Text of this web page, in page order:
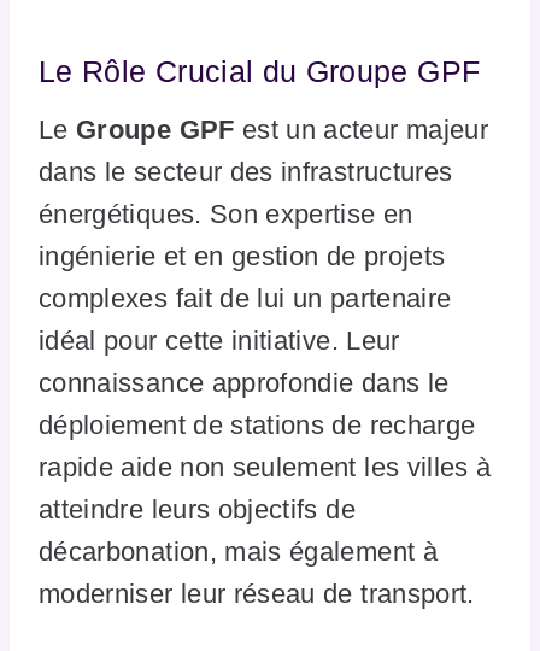
Le Rôle Crucial du Groupe GPF
Le Groupe GPF est un acteur majeur
dans le secteur des infrastructures
énergétiques. Son expertise en
ingénierie et en gestion de projets
complexes fait de lui un partenaire
idéal pour cette initiative. Leur
connaissance approfondie dans le
déploiement de stations de recharge
rapide aide non seulement les villes à
atteindre leurs objectifs de
décarbonation, mais également à
moderniser leur réseau de transport.